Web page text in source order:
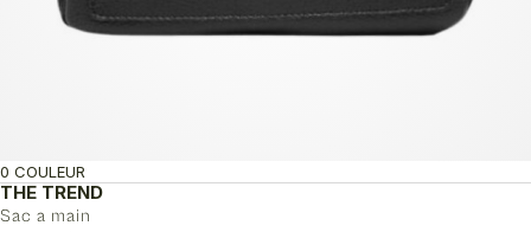
THE TREND
Sac a main
0 COULEUR